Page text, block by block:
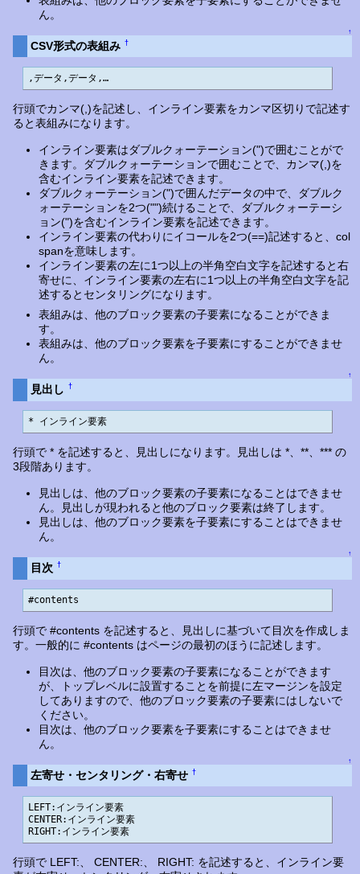
ん。
↑
CSV形式の表組み †
,データ,データ,…
行頭でカンマ(,)を記述し、インライン要素をカンマ区切りで記述す
ると表組みになります。
インライン要素はダブルクォーテーション(")で囲むことがで
きます。ダブルクォーテーションで囲むことで、カンマ(,)を
含むインライン要素を記述できます。
ダブルクォーテーション(")で囲んだデータの中で、ダブルク
ォーテーションを2つ("")続けることで、ダブルクォーテーシ
ョン(")を含むインライン要素を記述できます。
インライン要素の代わりにイコールを2つ(==)記述すると、col
spanを意味します。
インライン要素の左に1つ以上の半角空白文字を記述すると右
寄せに、インライン要素の左右に1つ以上の半角空白文字を記
述するとセンタリングになります。
表組みは、他のブロック要素の子要素になることができま
す。
表組みは、他のブロック要素を子要素にすることができませ
ん。
↑
見出し †
* インライン要素
行頭で * を記述すると、見出しになります。見出しは *、**、*** の
3段階あります。
見出しは、他のブロック要素の子要素になることはできませ
ん。見出しが現われると他のブロック要素は終了します。
見出しは、他のブロック要素を子要素にすることはできませ
ん。
↑
目次 †
#contents
行頭で #contents を記述すると、見出しに基づいて目次を作成しま
す。一般的に #contents はページの最初のほうに記述します。
目次は、他のブロック要素の子要素になることができます
が、トップレベルに設置することを前提に左マージンを設定
してありますので、他のブロック要素の子要素にはしないで
ください。
目次は、他のブロック要素を子要素にすることはできませ
ん。
↑
左寄せ・センタリング・右寄せ †
LEFT:インライン要素
CENTER:インライン要素
RIGHT:インライン要素
行頭で LEFT:、 CENTER:、 RIGHT: を記述すると、インライン要